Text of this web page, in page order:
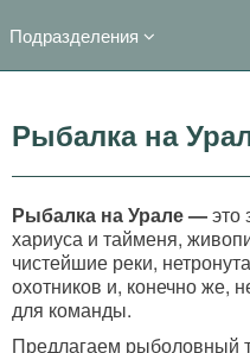
Подразделения
Рыбалка на
Рыбалка на Урале —это
хариуса и тайменя,
чистейшие реки,
охотников и, конечно же,
для команды.
Предлагаем рыболовный